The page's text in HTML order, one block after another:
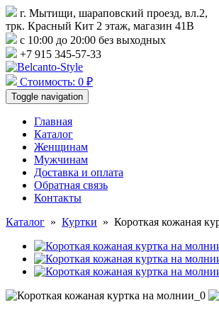
г. Мытищи, шараповский проезд, вл.2,
трк. Красный Кит 2 этаж, магазин 41В
с 10:00 до 20:00 без выходных
+7 915 345-57-33
Стоимость: 0 ₽
Toggle navigation
Главная
Каталог
Женщинам
Мужчинам
Доставка и оплата
Обратная связь
Контакты
Каталог » Куртки » Короткая кожаная